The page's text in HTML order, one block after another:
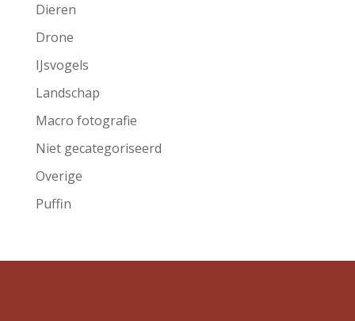
Dieren
Drone
IJsvogels
Landschap
Macro fotografie
Niet gecategoriseerd
Overige
Puffin